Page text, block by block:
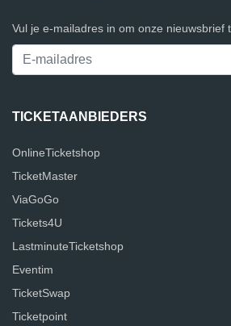
Vul je e-mailadres in om onze nieuwsbrief
TICKETAANBIEDERS
OnlineTicketshop
TicketMaster
ViaGoGo
Tickets4U
LastminuteTicketshop
Eventim
TicketSwap
Ticketpoint